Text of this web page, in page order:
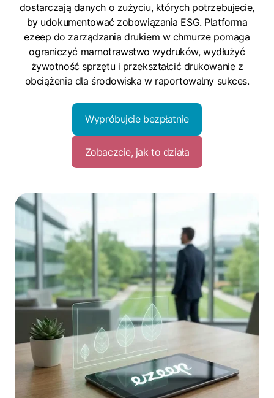
dostarczają danych o zużyciu, których potrzebujecie,
by udokumentować zobowiązania ESG. Platforma
ezeep do zarządzania drukiem w chmurze pomaga
ograniczyć marnotrawstwo wydruków, wydłużyć
żywotność sprzętu i przekształcić drukowanie z
obciążenia dla środowiska w raportowalny sukces.
Wypróbujcie bezpłatnie
Zobaczcie, jak to działa